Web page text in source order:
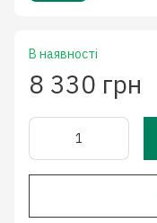
В наявності
8 330 грн